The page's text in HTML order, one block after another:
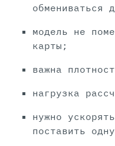
обмениваться
модель не
карты;
важна
нагрузка
нужно
поставить